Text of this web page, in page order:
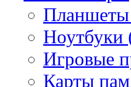
Ноутбуки
Игровые
Карты